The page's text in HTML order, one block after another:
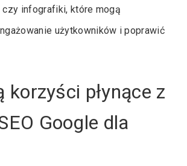
infografiki, które mogą
użytkowników i poprawić
korzyści płynące z
Google dla